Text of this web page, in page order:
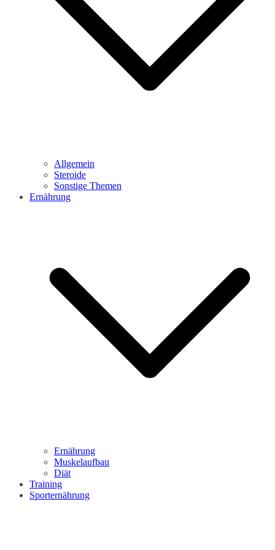
Allgemein
Steroide
Sonstige Themen
Ernährung
Ernährung
Muskelaufbau
Diät
Training
Sporternährung